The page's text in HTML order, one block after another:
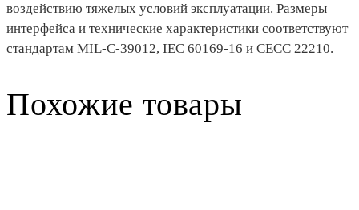
воздействию тяжелых условий эксплуатации. Размеры
интерфейса и технические характеристики соответствуют
стандартам MIL-C-39012, IEC 60169-16 и CECC 22210.
Похожие товары